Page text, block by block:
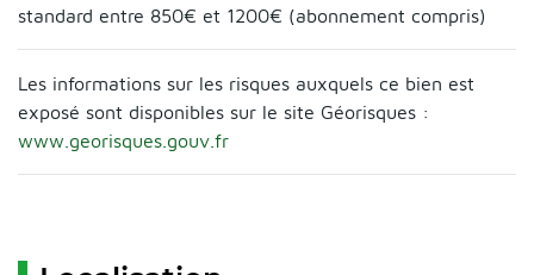
standard entre 850€ et 1200€ (abonnement compris)
Les informations sur les risques auxquels ce bien est
exposé sont disponibles sur le site Géorisques :
www.georisques.gouv.fr